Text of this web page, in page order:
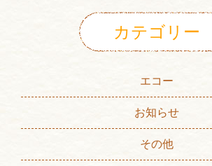
カテゴリー
エコー
お知らせ
その他